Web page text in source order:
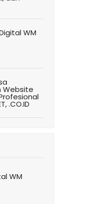
WM
Website
.CO.ID
WM